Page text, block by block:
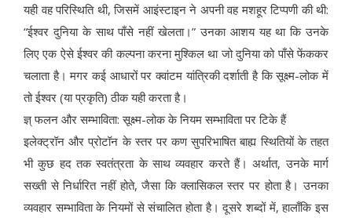
यही वह परिस्थिति थी, जिसमें आइंस्टाइन ने अपनी वह मशहूर टिप्पणी की थी:
“ईश्वर दुनिया के साथ पाँसे नहीं खेलता।” उनका आशय यह था कि उनके
लिए एक ऐसे ईश्वर की कल्पना करना मुश्किल था जो दुनिया को पाँसे फेंककर
चलाता है। मगर कई आधारों पर क्वांटम यांत्रिकी दर्शाती है कि सूक्ष्म-लोक में
तो ईश्वर (या प्रकृति) ठीक यही करता है।
ज्ञ् फलन और सम्भाविता: सूक्ष्म-लोक के नियम सम्भाविता पर टिके हैं
इलेक्ट्रॉन और प्रोटॉन के स्तर पर कण सुपरिभाषित बाह्य स्थितियों के तहत
भी कुछ हद तक स्वतंत्रता के साथ व्यवहार करते हैं। अर्थात, उनके मार्ग
सख्ती से निर्धारित नहीं होते, जैसा कि क्लासिकल स्तर पर होता है। उनका
व्यवहार सम्भाविता के नियमों से संचालित होता है। दूसरे शब्दों में, हालाँकि इस